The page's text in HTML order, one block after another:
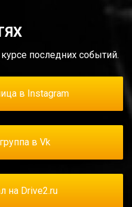
последних событий.
в Instagram
в Vk
на Drive2.ru